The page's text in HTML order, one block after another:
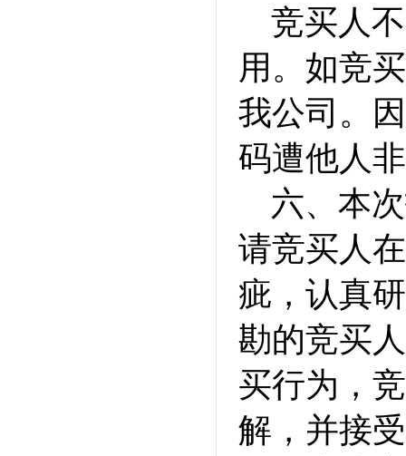
竞买人
用。如竞
我公司。
码遭他人
六、本
请竞买人
疵，认真
勘的竞买
买行为，
解，并接